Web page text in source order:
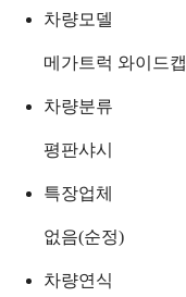
차량모델
메가트럭 와이드캡
차량분류
평판샤시
특장업체
없음(순정)
차량연식